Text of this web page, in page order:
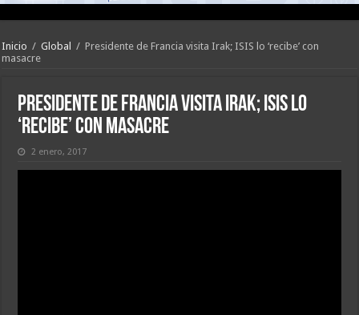
Inicio / Global / Presidente de Francia visita Irak; ISIS lo ‘recibe’ con
masacre
Presidente de Francia visita Irak; ISIS lo
‘recibe’ con masacre
2 enero, 2017